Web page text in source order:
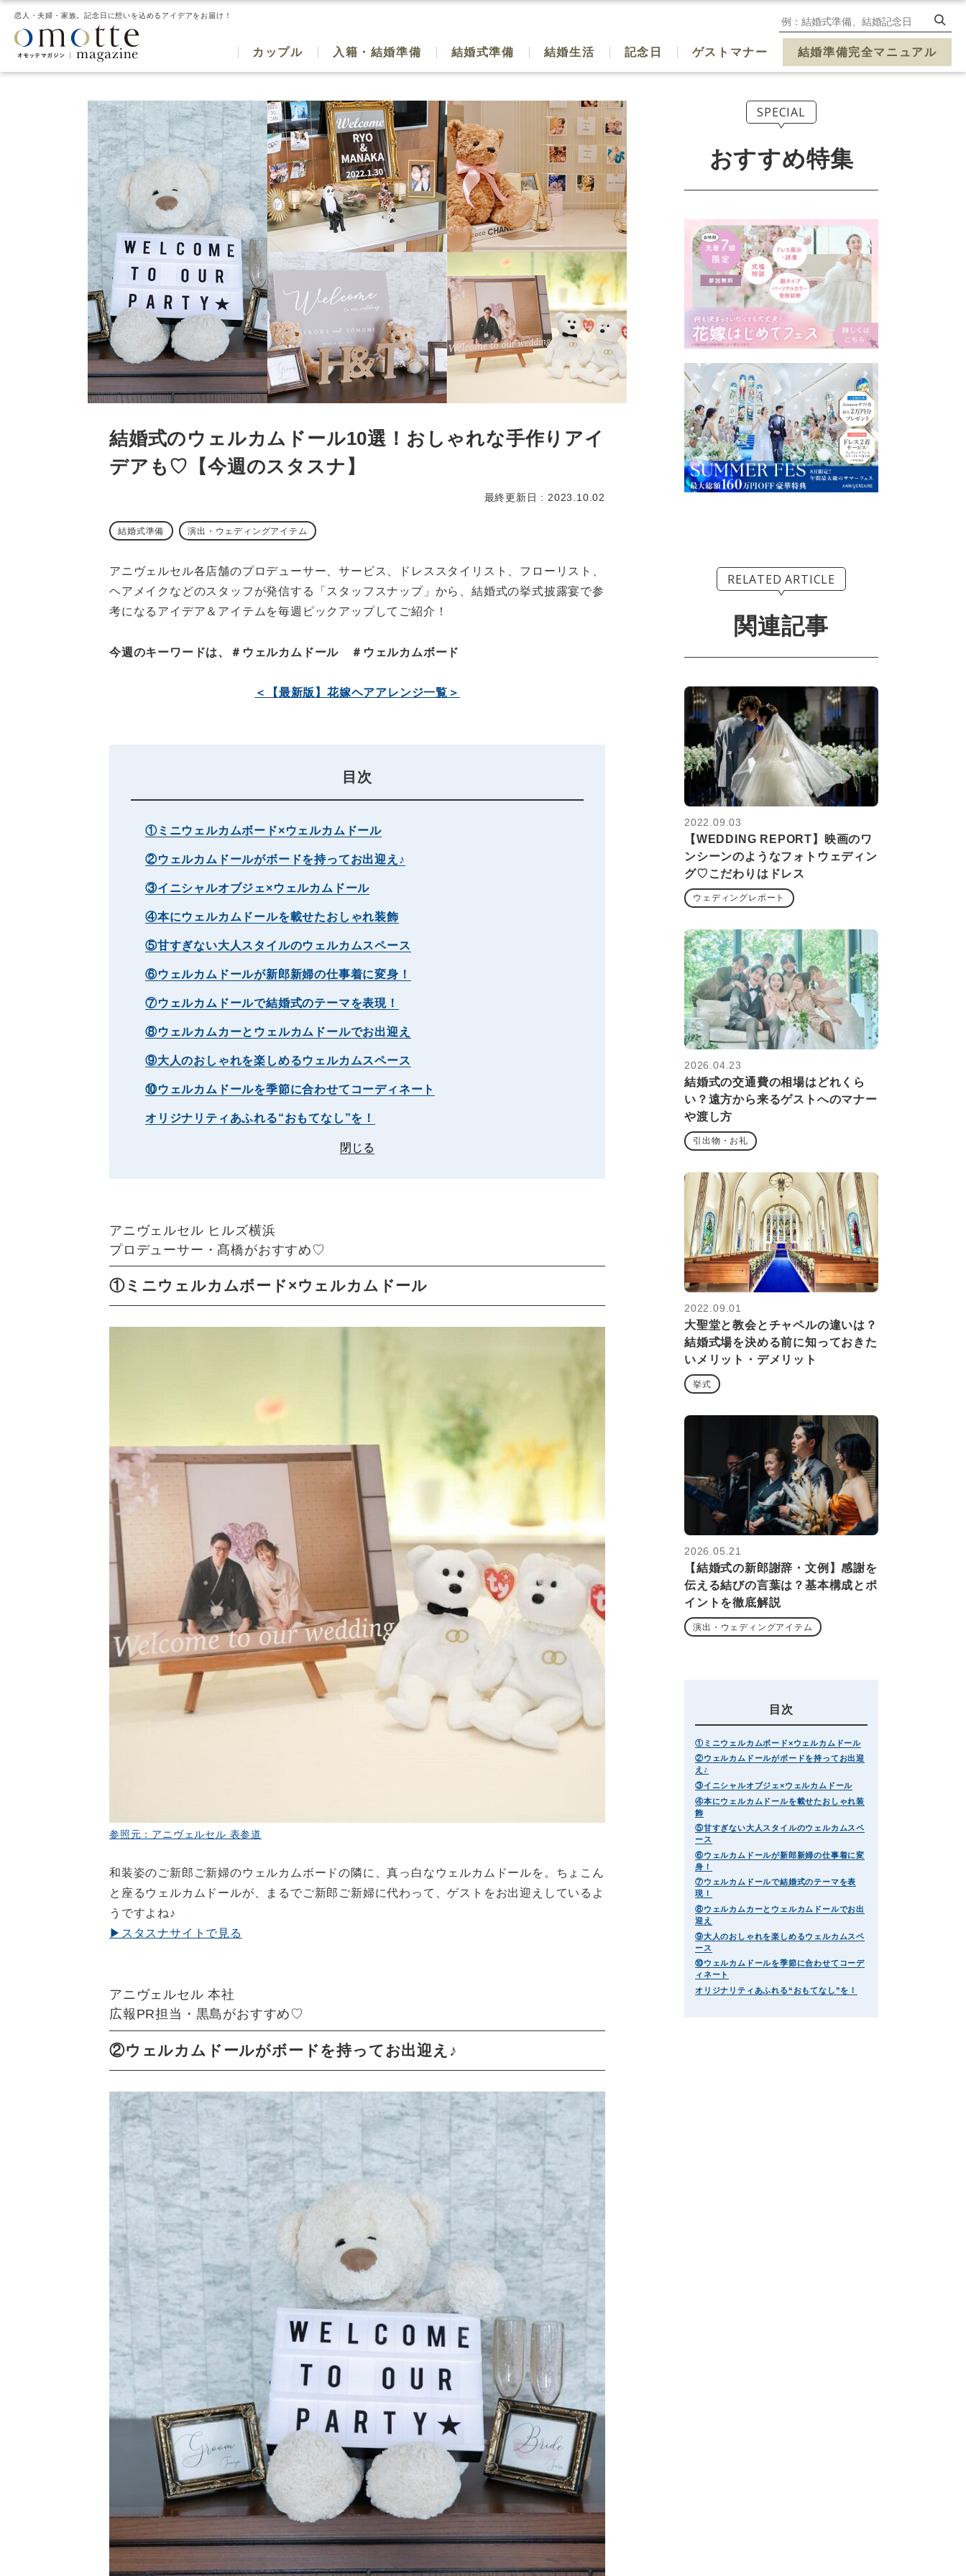
恋人・夫婦・家族。記念日に想いを込めるアイデアをお届け！
カップル 入籍・結婚準備 結婚式準備 結婚生活 記念日 ゲストマナー 結婚準備完全マニュアル
結婚式のウェルカムドール10選！おしゃれな手作りアイ
デアも♡【今週のスタスナ】
最終更新日 : 2023.10.02
結婚式準備 演出・ウェディングアイテム
アニヴェルセル各店舗のプロデューサー、サービス、ドレススタイリスト、フローリスト、
ヘアメイクなどのスタッフが発信する「スタッフスナップ」から、結婚式の挙式披露宴で参
考になるアイデア＆アイテムを毎週ピックアップしてご紹介！
今週のキーワードは、＃ウェルカムドール ＃ウェルカムボード
＜【最新版】花嫁ヘアアレンジ一覧＞
目次
①ミニウェルカムボード×ウェルカムドール
②ウェルカムドールがボードを持ってお出迎え♪
③イニシャルオブジェ×ウェルカムドール
④本にウェルカムドールを載せたおしゃれ装飾
⑤甘すぎない大人スタイルのウェルカムスペース
⑥ウェルカムドールが新郎新婦の仕事着に変身！
⑦ウェルカムドールで結婚式のテーマを表現！
⑧ウェルカムカーとウェルカムドールでお出迎え
⑨大人のおしゃれを楽しめるウェルカムスペース
⑩ウェルカムドールを季節に合わせてコーディネート
オリジナリティあふれる“おもてなし”を！
閉じる
アニヴェルセル ヒルズ横浜
プロデューサー・髙橋がおすすめ♡
①ミニウェルカムボード×ウェルカムドール
参照元：アニヴェルセル 表参道
和装姿のご新郎ご新婦のウェルカムボードの隣に、真っ白なウェルカムドールを。ちょこん
と座るウェルカムドールが、まるでご新郎ご新婦に代わって、ゲストをお出迎えしているよ
うですよね♪
▶スタスナサイトで見る
アニヴェルセル 本社
広報PR担当・黒島がおすすめ♡
②ウェルカムドールがボードを持ってお出迎え♪
SPECIAL
おすすめ特集
RELATED ARTICLE
関連記事
2022.09.03
【WEDDING REPORT】映画のワ
ンシーンのようなフォトウェディン
グ♡こだわりはドレス
ウェディングレポート
2026.04.23
結婚式の交通費の相場はどれくら
い？遠方から来るゲストへのマナー
や渡し方
引出物・お礼
2022.09.01
大聖堂と教会とチャペルの違いは？
結婚式場を決める前に知っておきた
いメリット・デメリット
挙式
2026.05.21
【結婚式の新郎謝辞・文例】感謝を
伝える結びの言葉は？基本構成とポ
イントを徹底解説
演出・ウェディングアイテム
目次
①ミニウェルカムボード×ウェルカムドール
②ウェルカムドールがボードを持ってお出迎
え♪
③イニシャルオブジェ×ウェルカムドール
④本にウェルカムドールを載せたおしゃれ装
飾
⑤甘すぎない大人スタイルのウェルカムスペ
ース
⑥ウェルカムドールが新郎新婦の仕事着に変
身！
⑦ウェルカムドールで結婚式のテーマを表
現！
⑧ウェルカムカーとウェルカムドールでお出
迎え
⑨大人のおしゃれを楽しめるウェルカムスペ
ース
⑩ウェルカムドールを季節に合わせてコーデ
ィネート
オリジナリティあふれる“おもてなし”を！